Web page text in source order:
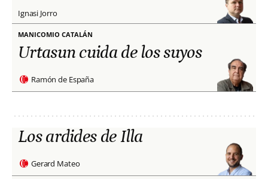
Ignasi Jorro
MANICOMIO CATALÁN
Urtasun cuida de los suyos
Ramón de España
Los ardides de Illa
Gerard Mateo